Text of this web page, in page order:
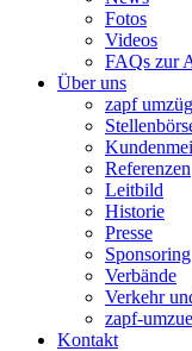
Fotos
Videos
FAQs zur
Über uns
zapf
Referenzen
Leitbild
Historie
Presse
Sponsoring
Verbände
Verkehr
zapf-
Kontakt